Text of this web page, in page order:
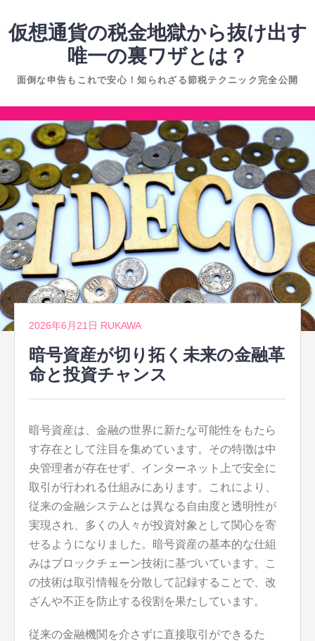
ン
へ
ス
キ
ッ
プ
仮想通貨の税金地獄から抜け出す
唯一の裏ワザとは？
面倒な申告もこれで安心！知られざる節税テクニック完全公開
コ
ン
テ
ン
ツ
へ
ス
キ
ッ
プ
2026年6月21日 RUKAWA
暗号資産が切り拓く未来の金融革
命と投資チャンス
暗号資産は、金融の世界に新たな可能性をもたら
す存在として注目を集めています。 その特徴は中
央管理者が存在せず、インターネット上で安全に
取引が行われる仕組みにあります。これにより、
従来の金融システムとは異なる自由度と透明性が
実現され、多くの人々が投資対象として関心を寄
せるようになりました。暗号資産の基本的な仕組
みはブロックチェーン技術に基づいています。こ
の技術は取引情報を分散して記録することで、改
ざんや不正を防止する役割を果たしています。
従来の金融機関を介さずに直接取引ができるた